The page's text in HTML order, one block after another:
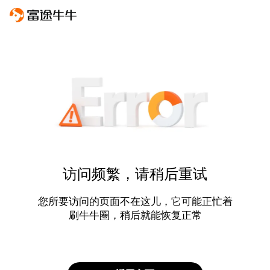
访问频繁，请稍后重试
您所要访问的页面不在这儿，它可能正忙着
刷牛牛圈，稍后就能恢复正常